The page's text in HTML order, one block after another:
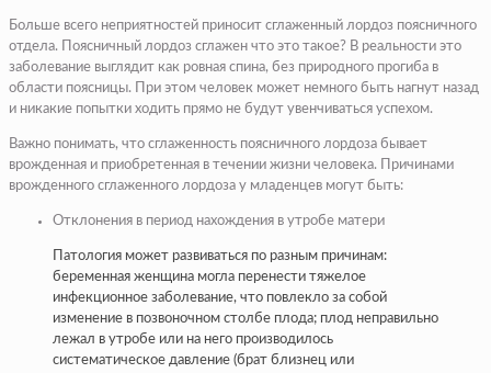
Больше всего неприятностей приносит сглаженный лордоз поясничного
отдела. Поясничный лордоз сглажен что это такое? В реальности это
заболевание выглядит как ровная спина, без природного прогиба в
области поясницы. При этом человек может немного быть нагнут назад
и никакие попытки ходить прямо не будут увенчиваться успехом.
Важно понимать, что сглаженность поясничного лордоза бывает
врожденная и приобретенная в течении жизни человека. Причинами
врожденного сглаженного лордоза у младенцев могут быть:
Отклонения в период нахождения в утробе матери
Патология может развиваться по разным причинам:
беременная женщина могла перенести тяжелое
инфекционное заболевание, что повлекло за собой
изменение в позвоночном столбе плода; плод неправильно
лежал в утробе или на него производилось
систематическое давление (брат близнец или